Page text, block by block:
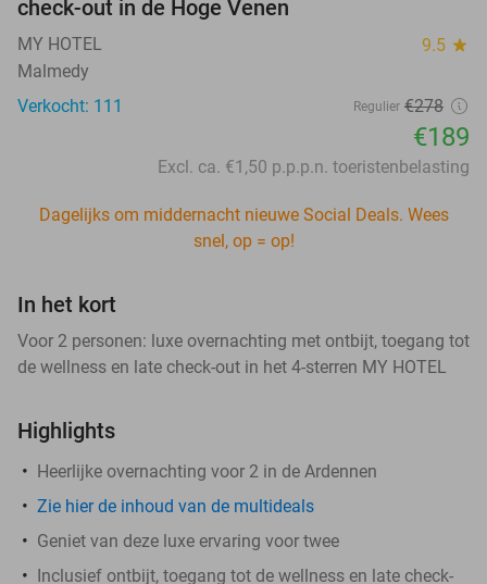
check-out in de Hoge Venen
MY HOTEL 9.5 star
Malmedy
Verkocht: 111
Regulier €278
€189
Excl. ca. €1,50 p.p.p.n. toeristenbelasting
Dagelijks om middernacht nieuwe Social Deals. Wees
snel, op = op!
In het kort
Voor 2 personen: luxe overnachting met ontbijt, toegang tot
de wellness en late check-out in het 4-sterren MY HOTEL
Highlights
Heerlijke overnachting voor 2 in de Ardennen
Zie hier de inhoud van de multideals
Geniet van deze luxe ervaring voor twee
Inclusief ontbijt, toegang tot de wellness en late check-